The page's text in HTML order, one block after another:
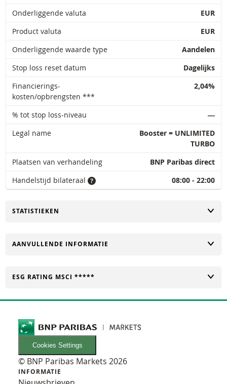
Onderliggende valuta
EUR
Product valuta
EUR
Onderliggende waarde type
Aandelen
Stop loss reset datum
Dagelijks
Financierings-
kosten/opbrengsten ***
2,04%
% tot stop loss-niveau
―
Legal name
Booster = UNLIMITED
TURBO
Plaatsen van verhandeling
BNP Paribas direct
Handelstijd bilateraal
08:00 - 22:00
TOGGLE
STATISTIEKEN
TOGGLE
AANVULLENDE INFORMATIE
TOGGLE
ESG RATING MSCI *****
Cookies Settings
© BNP Paribas Markets 2026
INFORMATIE